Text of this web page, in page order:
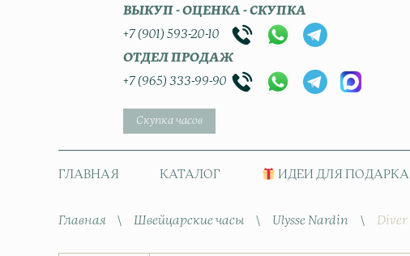
ВЫКУП - ОЦЕНКА - СКУПКА
+7 (901) 593-20-10
ОТДЕЛ ПРОДАЖ
+7 (965) 333-99-90
Скупка часов
ГЛАВНАЯ КАТАЛОГ ИДЕИ ДЛЯ ПОДАРКА
Главная \ Швейцарские часы \ Ulysse Nardin \ Diver